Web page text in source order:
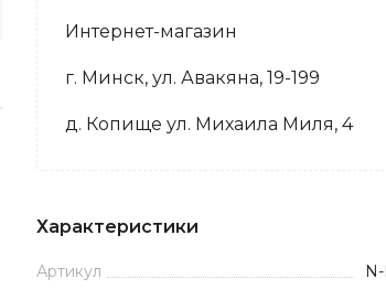
Интернет-магазин
г. Минск, ул. Авакяна, 19-199
д. Копище ул. Михаила Миля, 4
Характеристики
Артикул
N-